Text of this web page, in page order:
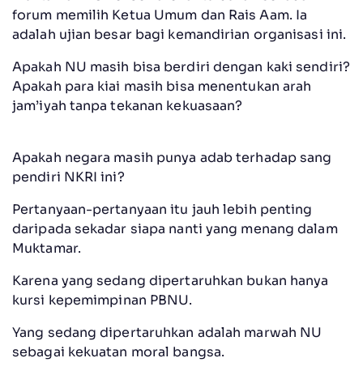
forum memilih Ketua Umum dan Rais Aam. Ia
adalah ujian besar bagi kemandirian organisasi ini.
Apakah NU masih bisa berdiri dengan kaki sendiri?
Apakah para kiai masih bisa menentukan arah
jam’iyah tanpa tekanan kekuasaan?
Apakah negara masih punya adab terhadap sang
pendiri NKRI ini?
Pertanyaan-pertanyaan itu jauh lebih penting
daripada sekadar siapa nanti yang menang dalam
Muktamar.
Karena yang sedang dipertaruhkan bukan hanya
kursi kepemimpinan PBNU.
Yang sedang dipertaruhkan adalah marwah NU
sebagai kekuatan moral bangsa.